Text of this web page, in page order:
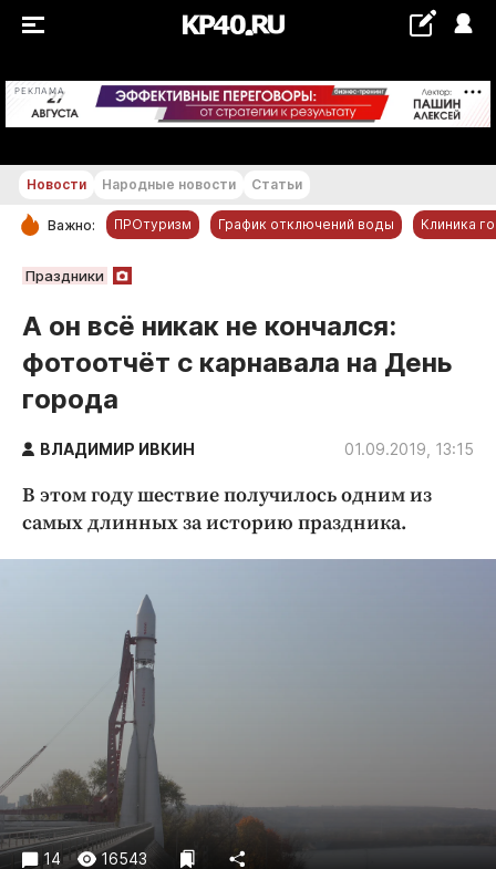
РЕКЛАМА +21...+22 °С
РУБРИКИ
Обнинск
Статьи
Народные новости
Авто и транспорт
Криминал
Образование
Общество
Погода
Праздники
Происшествия
Спорт
Экономика и бизнес
ПРОЕКТЫ
Новости Народные новости Статьи
Важно: ПРОтуризм График отключений воды Клиника
Праздники
А он всё никак не кончался:
фотоотчёт с карнавала на День
города
ВЛАДИМИР ИВКИН 01.09.2019, 13:15
В этом году шествие получилось одним из
самых длинных за историю праздника.
14 16543